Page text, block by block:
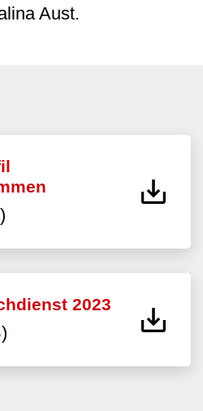
Aust.
2023